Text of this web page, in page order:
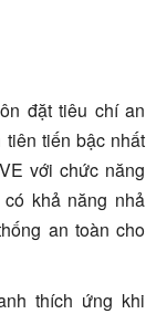
đặt tiêu chí an
tiến bậc nhất
với chức năng
khả năng nhả
an toàn cho
thích ứng khi